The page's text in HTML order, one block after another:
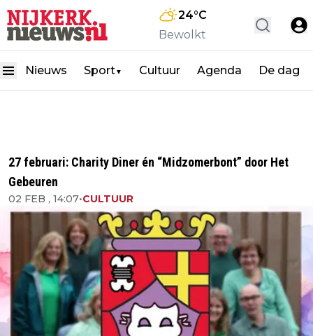
24°C
Bewolkt
Nieuws Sport▼ Cultuur Agenda De dag
27 februari: Charity Diner én “Midzomerbont” door Het
Gebeuren
02 FEB , 14:07•CULTUUR